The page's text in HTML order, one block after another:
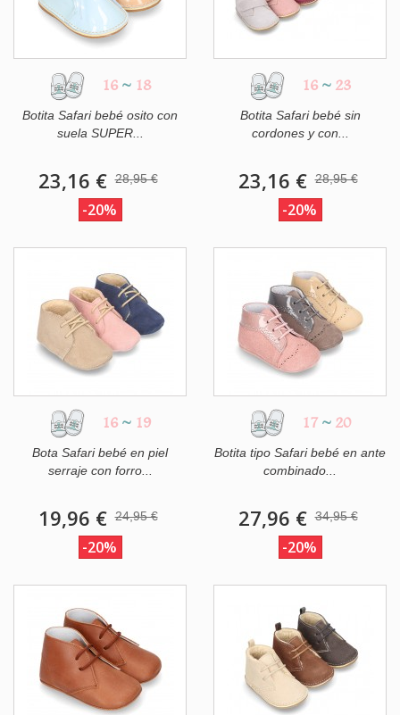
16 ~ 18
Botita Safari bebé osito con
suela SUPER...
23,16 € 28,95 €
-20%
16 ~ 23
Botita Safari bebé sin
cordones y con...
23,16 € 28,95 €
-20%
16 ~ 19
Bota Safari bebé en piel
serraje con forro...
19,96 € 24,95 €
-20%
17 ~ 20
Botita tipo Safari bebé en ante
combinado...
27,96 € 34,95 €
-20%